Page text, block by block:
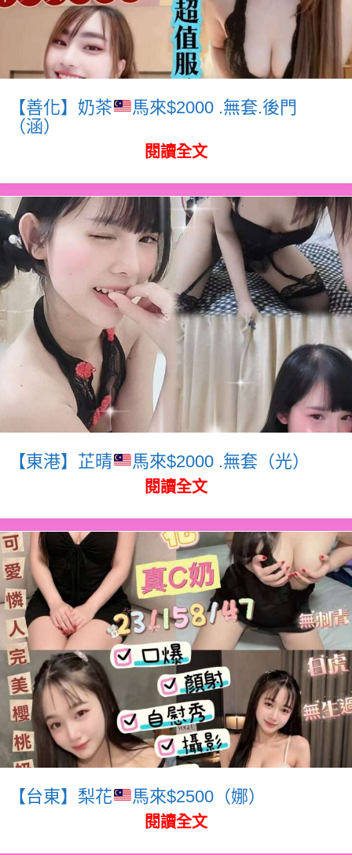
【善化】奶茶
馬來$2000 .無套.後門
（涵）
閱讀全文
【東港】芷晴 馬來$2000 .無套（光）
閱讀全文
【台東】梨花 馬來$2500（娜）
閱讀全文